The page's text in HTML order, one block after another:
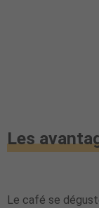
Les
Le café se